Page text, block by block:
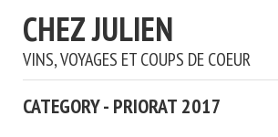
CHEZ JULIEN
VINS, VOYAGES ET COUPS DE COEUR
CATEGORY - PRIORAT 2017